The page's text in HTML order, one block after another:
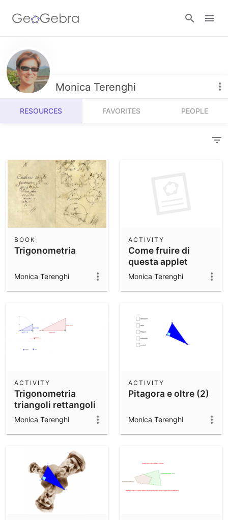
Resources
Number Sense
Algebra
Measurement
Operations
Probability and Statistics
Community Resources
Calculators
Geometry
3D Calculator
App Downloads
Sign in
Monica Terenghi
RESOURCES FAVORITES PEOPLE
Trigonometria
BOOK
Monica Terenghi
Come fruire di
questa applet
ACTIVITY
Monica Terenghi
Trigonometria
triangoli rettangoli
ACTIVITY
Monica Terenghi
Pitagora e oltre (2)
ACTIVITY
Monica Terenghi